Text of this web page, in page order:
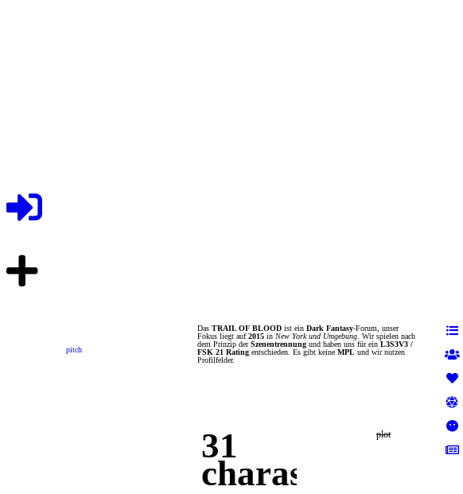
pitch
Das TRAIL OF BLOOD ist ein Dark Fantasy-Forum, unser
Fokus liegt auf 2015 in New York und Umgebung. Wir spielen nach
dem Prinzip der Szenentrennung und haben uns für ein L3S3V3 /
FSK 21 Rating entschieden. Es gibt keine MPL und wir nutzen
Profilfelder.
31
charas
plot